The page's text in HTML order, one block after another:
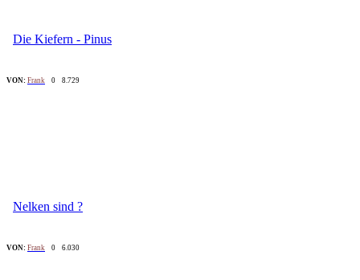
Die Kiefern - Pinus
VON: Frank 0 8.729
Nelken sind ?
VON: Frank 0 6.030